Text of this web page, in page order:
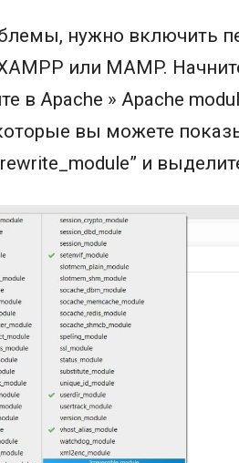
нужно включить
или MAMP.
в Apache » Apache
вы можете
и